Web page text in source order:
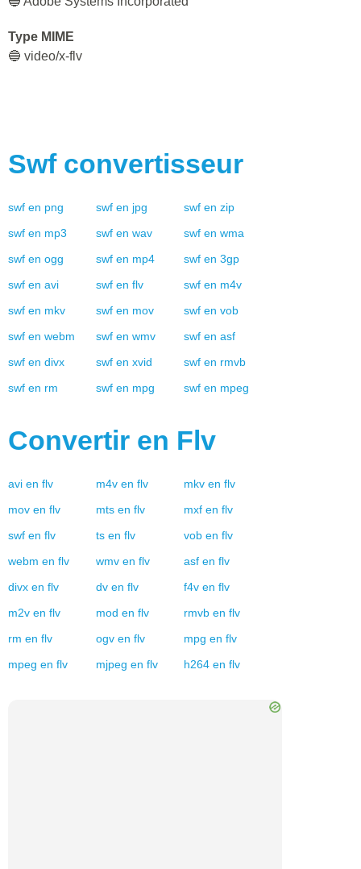
Type MIME
🔵 video/x-flv
Swf convertisseur
swf en png swf en jpg swf en zip
swf en mp3 swf en wav swf en wma
swf en ogg swf en mp4 swf en 3gp
swf en avi swf en flv swf en m4v
swf en mkv swf en mov swf en vob
swf en webm swf en wmv swf en asf
swf en divx swf en xvid swf en rmvb
swf en rm swf en mpg swf en mpeg
Convertir en Flv
avi en flv m4v en flv mkv en flv
mov en flv mts en flv mxf en flv
swf en flv ts en flv vob en flv
webm en flv wmv en flv asf en flv
divx en flv dv en flv f4v en flv
m2v en flv mod en flv rmvb en flv
rm en flv ogv en flv mpg en flv
mpeg en flv mjpeg en flv h264 en flv